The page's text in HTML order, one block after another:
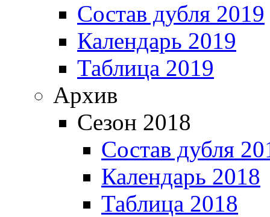
Состав дубля 2019
Календарь 2019
Таблица 2019
Архив
Сезон 2018
Состав дубля
Календарь 2018
Таблица 2018